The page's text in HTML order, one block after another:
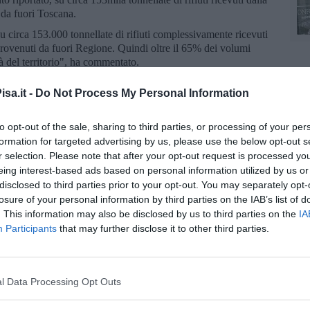
- Do Not Process My Personal Information
opt-out of the sale, sharing to third parties, or processing of your
for targeted advertising by us, please use the below opt-out
selection. Please note that after your opt-out request is processed
interest-based ads based on personal information utilized by us
to third parties prior to your opt-out. You may separately
of your personal information by third parties on the IAB’s list of
This information may also be disclosed by us to third parties on the
Participants that may further disclose it to other third parties.
Data Processing Opt Outs
fuori Toscana.
153.000 tonnellate di rifiuti complessivamente ricevuti
da fuori Regione. Quindi oltre il 65% dei volumi
del territorio", ha commentato.
di monitoraggio ambientale dell'area interessata
dell’assessore in merito alla mancanza di centraline per il
di Vicopisano. Bene che la Regione rispetti la normativa
zona densa di impianti che trattano rifiuti, anche
opportuno aumentare la presenza di questi strumenti di
la vicenda Delca evidenzierebbe la necessità di rivedere
parcellizzazione e la scomposizione del sistema toscano
concluso, sostenendo la necessità di scelte diverse per il
iscriviti alla